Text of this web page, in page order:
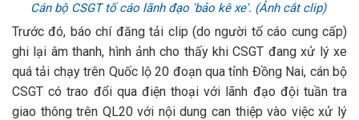
Cán bộ CSGT tố cáo lãnh đạo 'bảo kê xe'. (Ảnh cắt clip)
Trước đó, báo chí đăng tải clip (do người tố cáo cung cấp)
ghi lại âm thanh, hình ảnh cho thấy khi CSGT đang xử lý xe
quá tải chạy trên Quốc lộ 20 đoạn qua tỉnh Đồng Nai, cán bộ
CSGT có trao đổi qua điện thoại với lãnh đạo đội tuần tra
giao thông trên QL20 với nội dung can thiệp vào việc xử lý